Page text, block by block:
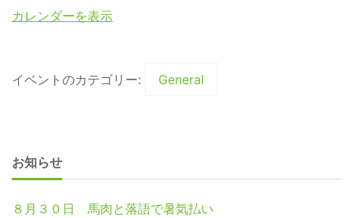
カレンダーを表示
イベントのカテゴリー: General
お知らせ
８月３０日 馬肉と落語で暑気払い